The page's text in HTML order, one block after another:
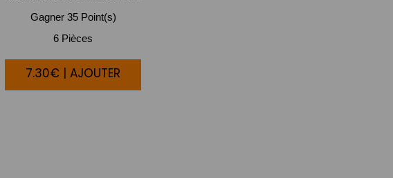
Gagner 35 Point(s)
6 Pièces
7.30€ | AJOUTER